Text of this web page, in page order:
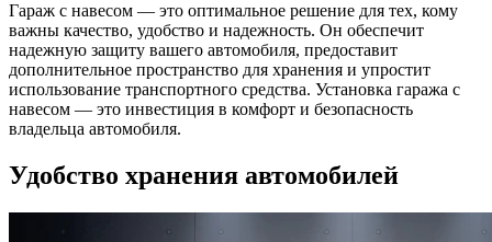
Гараж с навесом — это оптимальное решение для тех, кому
важны качество, удобство и надежность. Он обеспечит
надежную защиту вашего автомобиля, предоставит
дополнительное пространство для хранения и упростит
использование транспортного средства. Установка гаража с
навесом — это инвестиция в комфорт и безопасность
владельца автомобиля.
Удобство хранения автомобилей